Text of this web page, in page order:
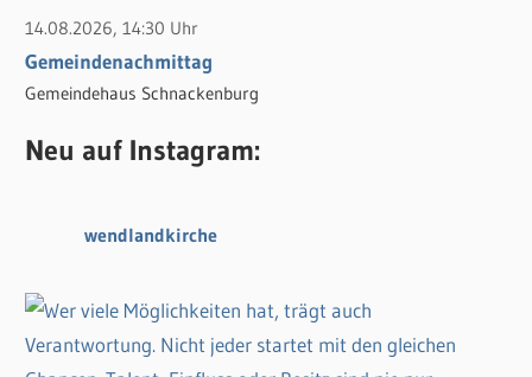
14.08.2026, 14:30 Uhr
Gemeindenachmittag
Gemeindehaus Schnackenburg
Neu auf Instagram:
wendlandkirche